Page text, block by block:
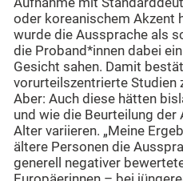
oder koreanischem Akzent
wurde die Aussprache als
die Proband*innen dabei
Gesicht sahen. Damit
vorurteilszentrierte Studien
Aber: Auch diese hätten
und wie die Beurteilung
Alter variieren. „Meine
ältere Personen die
generell negativer